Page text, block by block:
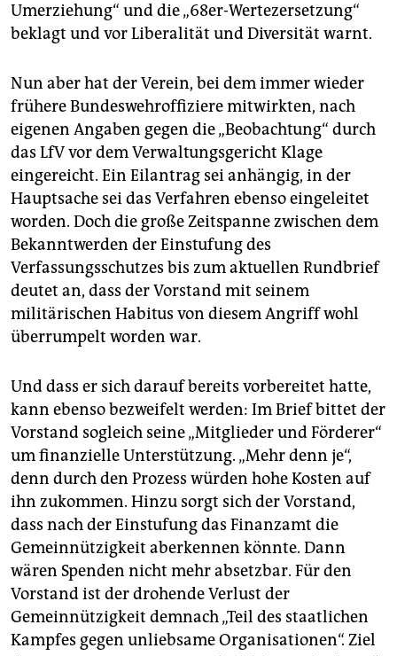
Umerziehung“ und die „68er-Wertezersetzung“
beklagt und vor Liberalität und Diversität warnt.
Nun aber hat der Verein, bei dem immer wieder
frühere Bundeswehroffiziere mitwirkten, nach
eigenen Angaben gegen die „Beobachtung“ durch
das LfV vor dem Verwaltungsgericht Klage
eingereicht. Ein Eilantrag sei anhängig, in der
Hauptsache sei das Verfahren ebenso eingeleitet
worden. Doch die große Zeitspanne zwischen dem
Bekanntwerden der Einstufung des
Verfassungsschutzes bis zum aktuellen Rundbrief
deutet an, dass der Vorstand mit seinem
militärischen Habitus von diesem Angriff wohl
überrumpelt worden war.
Und dass er sich darauf bereits vorbereitet hatte,
kann ebenso bezweifelt werden: Im Brief bittet der
Vorstand sogleich seine „Mitglieder und Förderer“
um finanzielle Unterstützung. „Mehr denn je“,
denn durch den Prozess würden hohe Kosten auf
ihn zukommen. Hinzu sorgt sich der Vorstand,
dass nach der Einstufung das Finanzamt die
Gemeinnützigkeit aberkennen könnte. Dann
wären Spenden nicht mehr absetzbar. Für den
Vorstand ist der drohende Verlust der
Gemeinnützigkeit demnach „Teil des staatlichen
Kampfes gegen unliebsame Organisationen“. Ziel